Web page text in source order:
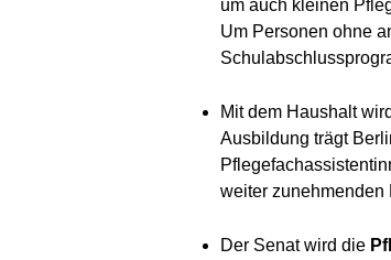
um auch kleinen
Um Personen ohne
Mit dem Haushalt
Ausbildung trägt
weiter zunehmenden
Der Senat wird die